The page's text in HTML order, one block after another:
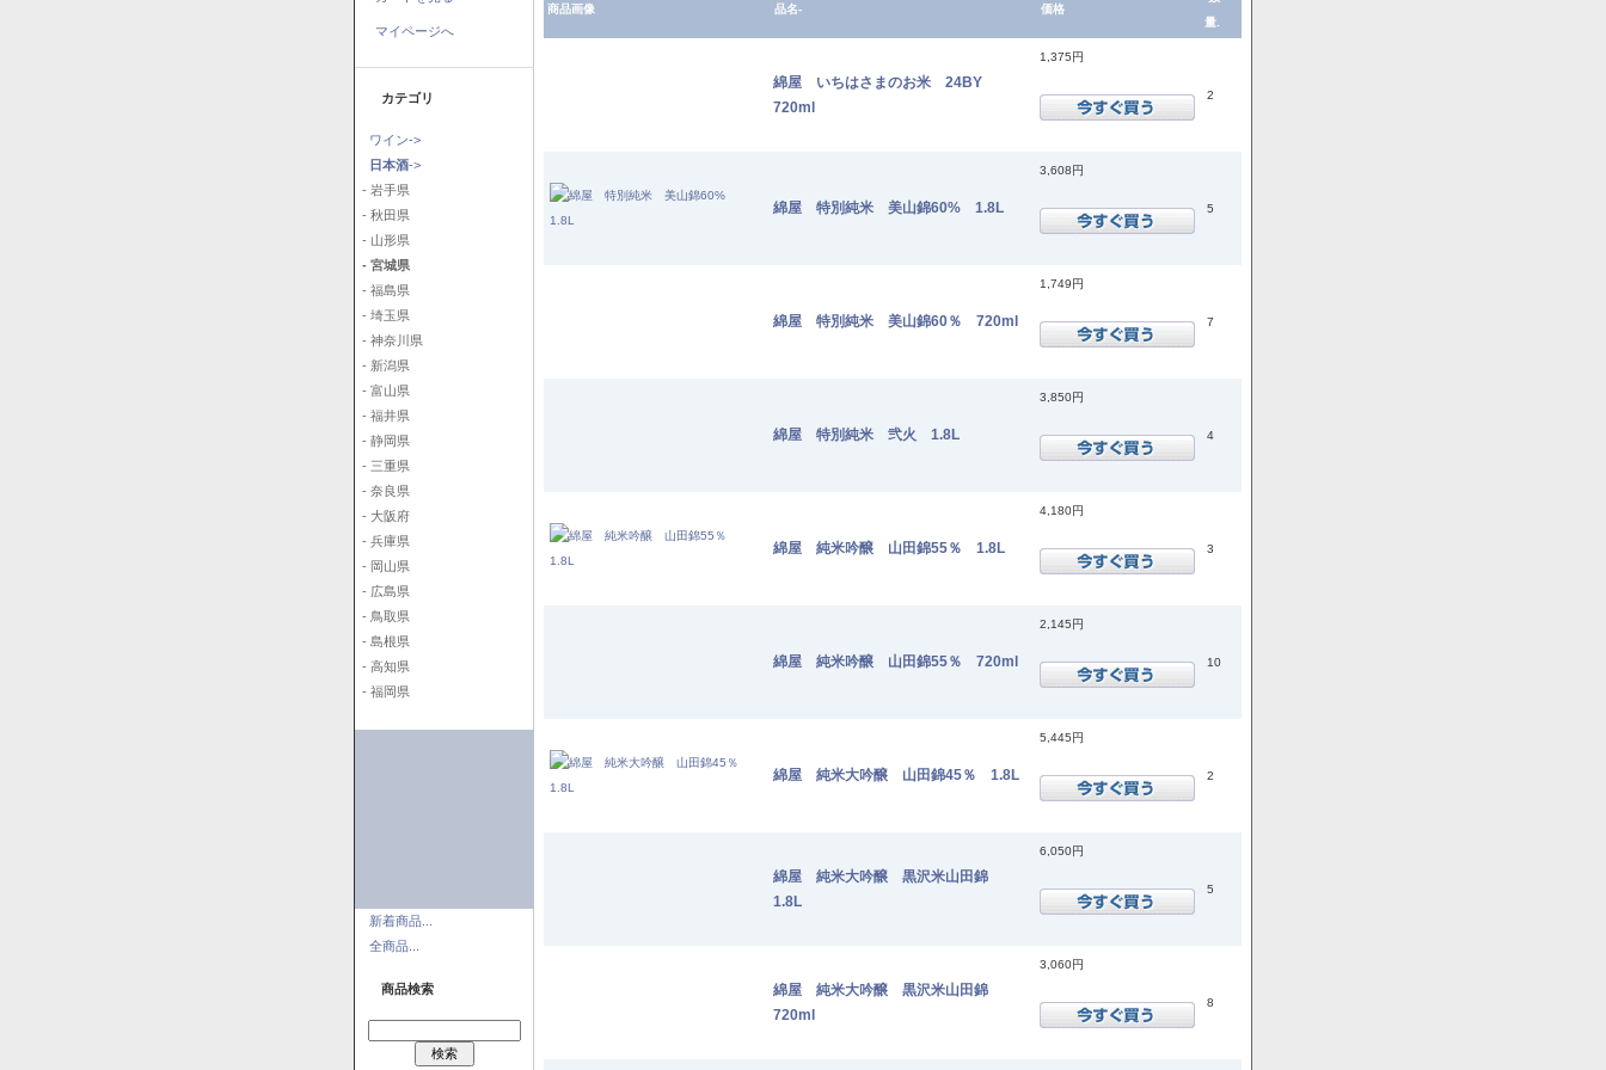
マイページへ
カテゴリ
ワイン->
日本酒->
- 岩手県
- 秋田県
- 山形県
- 宮城県
- 福島県
- 埼玉県
- 神奈川県
- 新潟県
- 富山県
- 福井県
- 静岡県
- 三重県
- 奈良県
- 大阪府
- 兵庫県
- 岡山県
- 広島県
- 鳥取県
- 島根県
- 高知県
- 福岡県
新着商品...
全商品...
商品検索
商品画像 品名- 価格
量.
綿屋 いちはさまのお米 24BY
720ml
1,375円
2
綿屋 特別純米 美山錦60% 1.8L
3,608円
5
綿屋 特別純米 美山錦60％ 720ml
1,749円
7
綿屋 特別純米 弐火 1.8L
3,850円
4
綿屋 純米吟醸 山田錦55％ 1.8L
4,180円
3
綿屋 純米吟醸 山田錦55％ 720ml
2,145円
10
綿屋 純米大吟醸 山田錦45％ 1.8L
5,445円
2
綿屋 純米大吟醸 黒沢米山田錦
1.8L
6,050円
5
綿屋 純米大吟醸 黒沢米山田錦
720ml
3,060円
8